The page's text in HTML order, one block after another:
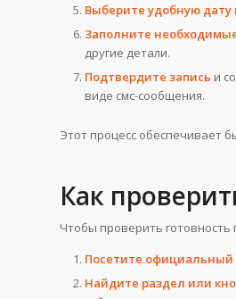
Выберите удобную дату
Заполните
другие детали.
Подтвердите запись и
виде смс-сообщения.
Этот процесс обеспечивает
Как
Чтобы проверить
Посетите
Найдите раздел или